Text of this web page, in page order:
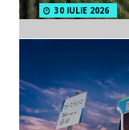
30 IULIE 2026